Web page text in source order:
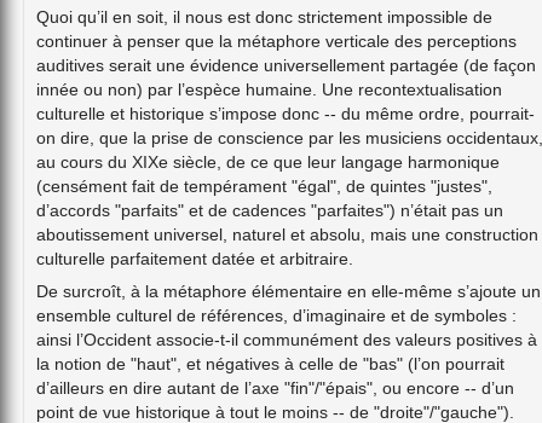
Quoi qu’il en soit, il nous est donc strictement impossible de
continuer à penser que la métaphore verticale des perceptions
auditives serait une évidence universellement partagée (de façon
innée ou non) par l’espèce humaine. Une recontextualisation
culturelle et historique s’impose donc -- du même ordre, pourrait-
on dire, que la prise de conscience par les musiciens occidentaux,
au cours du XIXe siècle, de ce que leur langage harmonique
(censément fait de tempérament "égal", de quintes "justes",
d’accords "parfaits" et de cadences "parfaites") n’était pas un
aboutissement universel, naturel et absolu, mais une construction
culturelle parfaitement datée et arbitraire.
De surcroît, à la métaphore élémentaire en elle-même s’ajoute un
ensemble culturel de références, d’imaginaire et de symboles :
ainsi l’Occident associe-t-il communément des valeurs positives à
la notion de "haut", et négatives à celle de "bas" (l’on pourrait
d’ailleurs en dire autant de l’axe "fin"/"épais", ou encore -- d’un
point de vue historique à tout le moins -- de "droite"/"gauche").